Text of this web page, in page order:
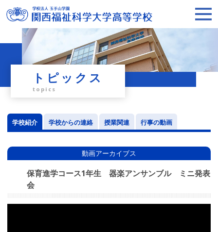
トピックス
topics
学校紹介 学校からの連絡 授業関連 行事の動画
動画アーカイブス
保育進学コース1年生 器楽アンサンブル ミニ発表
会